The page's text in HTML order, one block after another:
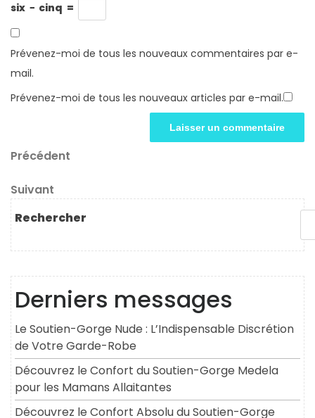
six − cinq =
Prévenez-moi de tous les nouveaux commentaires par e-
mail.
Prévenez-moi de tous les nouveaux articles par e-mail.
Navigation
de
l’article
Article
Précédent
Article
suivant
Suivant
Rechercher
Derniers messages
Le Soutien-Gorge Nude : L’Indispensable Discrétion
de Votre Garde-Robe
Découvrez le Confort du Soutien-Gorge Medela
pour les Mamans Allaitantes
Découvrez le Confort Absolu du Soutien-Gorge